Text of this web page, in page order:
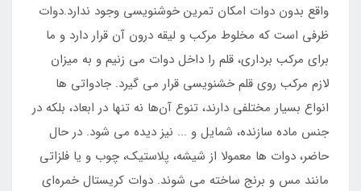
واقع بدون دوات امکان تمرین خوشنویسی وجود ندارد.دوات
ظرفی است که مخلوط مرکب و لیقه درون آن قرار دارد و ما
برای مرکب برداری، قلم را داخل دوات می زنیم و به میزان
لازم مرکب روی قلم خشنویسی قرار می گیرد. جادواتی ها
انواع بسیار مختلفی دارند، تنوع آن‌ها نه تنها در ابعاد، بلکه در
جنس ماده سازنده، شمایل و ... نیز دیده می شود. در حال
حاضر، دوات ها معمولا از شیشه، پلاستیک، چوب و یا فلزاتی
مانند مس و برنج ساخته می شوند. دوات کریستال خمره‌ای